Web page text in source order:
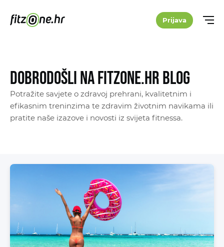
Prijava
Dobrodošli na Fitzone.hr blog
Potražite savjete o zdravoj prehrani, kvalitetnim i
efikasnim treninzima te zdravim životnim navikama ili
pratite naše izazove i novosti iz svijeta fitnessa.